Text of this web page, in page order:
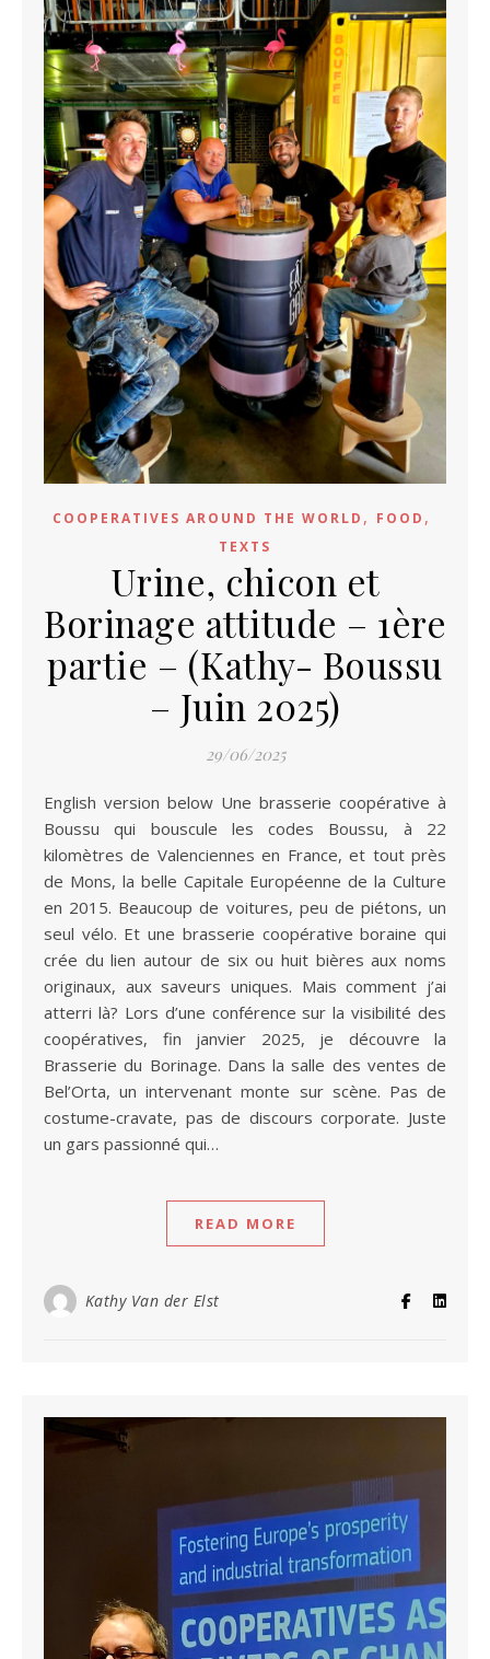
COOPERATIVES AROUND THE WORLD , FOOD ,
TEXTS
Urine, chicon et
Borinage attitude – 1ère
partie – (Kathy- Boussu
– Juin 2025)
29/06/2025
English version below Une brasserie coopérative à
Boussu qui bouscule les codes Boussu, à 22
kilomètres de Valenciennes en France, et tout près
de Mons, la belle Capitale Européenne de la Culture
en 2015. Beaucoup de voitures, peu de piétons, un
seul vélo. Et une brasserie coopérative boraine qui
crée du lien autour de six ou huit bières aux noms
originaux, aux saveurs uniques. Mais comment j’ai
atterri là? Lors d’une conférence sur la visibilité des
coopératives, fin janvier 2025, je découvre la
Brasserie du Borinage. Dans la salle des ventes de
Bel’Orta, un intervenant monte sur scène. Pas de
costume-cravate, pas de discours corporate. Juste
un gars passionné qui…
READ MORE
Kathy Van der Elst